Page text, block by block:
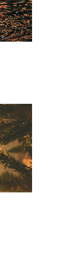
t
i
a
v
i
e